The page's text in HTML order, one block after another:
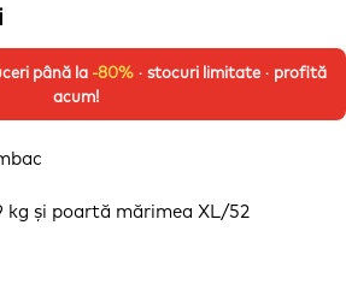
până la -80%· stocuri limitate · profită
acum!
kg și poartă mărimea XL/52